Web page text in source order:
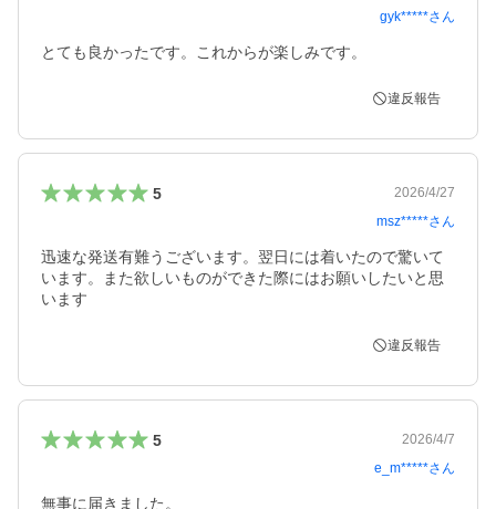
gyk*****さん
とても良かったです。これからが楽しみです。
違反報告
5
2026/4/27
msz*****さん
迅速な発送有難うございます。翌日には着いたので驚いて
います。また欲しいものができた際にはお願いしたいと思
います
違反報告
5
2026/4/7
e_m*****さん
無事に届きました。